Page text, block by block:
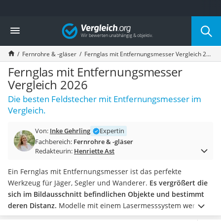
Die beliebtesten Vergleiche nach Kategorie
Freizeit & Sport
Gartentrampolin
Trampolin
Metalldetektor
Eufab-Fahrradträger
Trampolin 366 cm
Fahrradschloss
Aluminium-Koffer
Air Bike
E-Bike-Dreirad
Trekkingschuhe Herren
Reisetasche mit Rollen
Klimmzugstation
Koffer
Nachtsichtgerät
Faltschloss
Vergleich
Fernrohre & -gläser Fernglas mit Entfernungsmesser Vergleich 2026
Fernglas mit Entfernungsmesser
Vergleich 2026
Die besten Feldstecher mit Entfernungsmesser im
Vergleich.
Von: Inke Gehrling
Expertin
Fachbereich: Fernrohre & -gläser
Redakteurin: Henriette Ast
Ein Fernglas mit Entfernungsmesser ist das perfekte
Werkzeug für Jäger, Segler und Wanderer. Es vergrößert die
sich im Bildausschnitt befindlichen Objekte und bestimmt
deren Distanz. Modelle mit einem Lasermesssystem werden
Sie im Praxis-Test mit einer einfachen Handhabung und